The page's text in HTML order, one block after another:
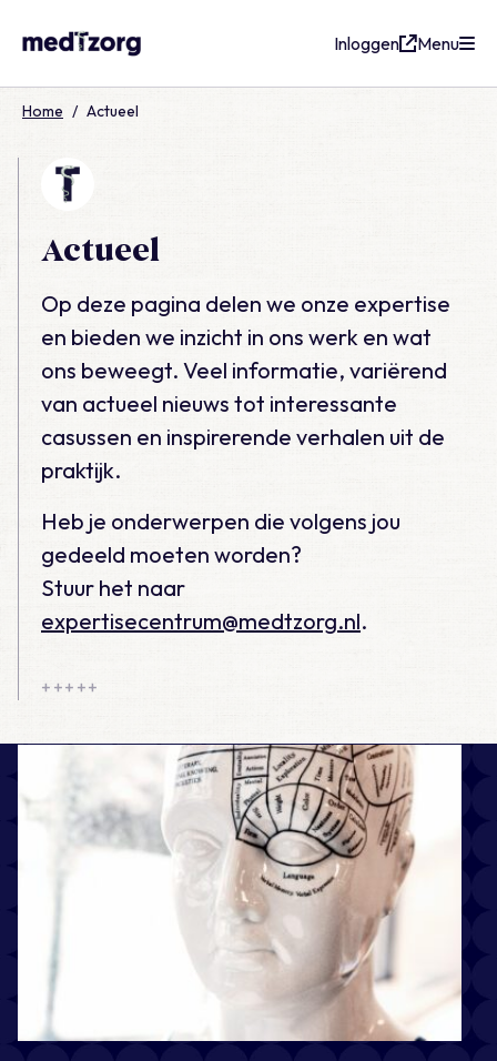
Inloggen Menu
Home / Actueel
Actueel
Op deze pagina delen we onze expertise
en bieden we inzicht in ons werk en wat
ons beweegt. Veel informatie, variërend
van actueel nieuws tot interessante
casussen en inspirerende verhalen uit de
praktijk.
Heb je onderwerpen die volgens jou
gedeeld moeten worden?
Stuur het naar
expertisecentrum@medtzorg.nl.